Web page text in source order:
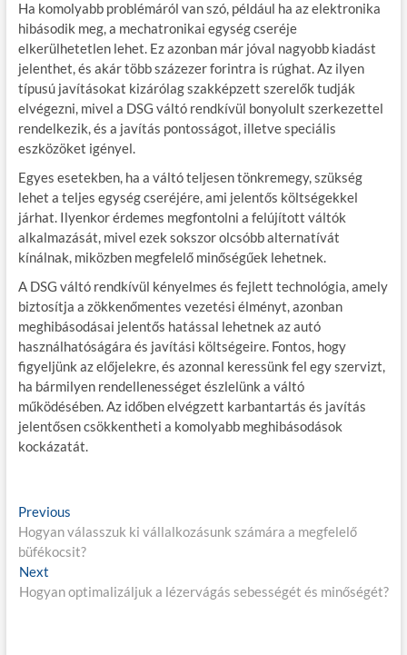
Ha komolyabb problémáról van szó, például ha az elektronika
hibásodik meg, a mechatronikai egység cseréje
elkerülhetetlen lehet. Ez azonban már jóval nagyobb kiadást
jelenthet, és akár több százezer forintra is rúghat. Az ilyen
típusú javításokat kizárólag szakképzett szerelők tudják
elvégezni, mivel a DSG váltó rendkívül bonyolult szerkezettel
rendelkezik, és a javítás pontosságot, illetve speciális
eszközöket igényel.
Egyes esetekben, ha a váltó teljesen tönkremegy, szükség
lehet a teljes egység cseréjére, ami jelentős költségekkel
járhat. Ilyenkor érdemes megfontolni a felújított váltók
alkalmazását, mivel ezek sokszor olcsóbb alternatívát
kínálnak, miközben megfelelő minőségűek lehetnek.
A DSG váltó rendkívül kényelmes és fejlett technológia, amely
biztosítja a zökkenőmentes vezetési élményt, azonban
meghibásodásai jelentős hatással lehetnek az autó
használhatóságára és javítási költségeire. Fontos, hogy
figyeljünk az előjelekre, és azonnal keressünk fel egy szervizt,
ha bármilyen rendellenességet észlelünk a váltó
működésében. Az időben elvégzett karbantartás és javítás
jelentősen csökkentheti a komolyabb meghibásodások
kockázatát.
B
e
j
e
Previous
r
e
i
Hogyan válasszuk ki vállalkozásunk számára a megfelelő
büfékocsit?
Next
e
Hogyan optimalizáljuk a lézervágás sebességét és minőségét?